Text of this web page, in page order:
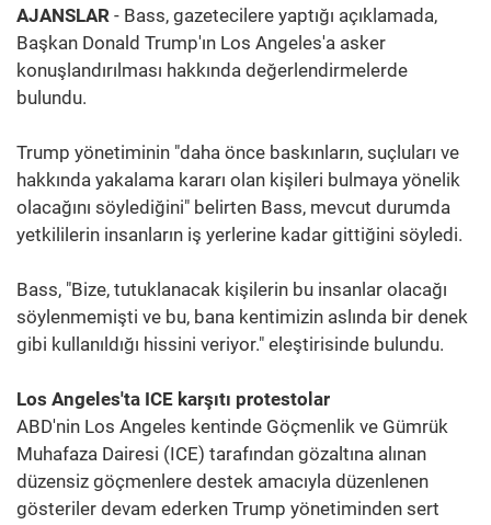
AJANSLAR - Bass, gazetecilere yaptığı açıklamada,
Başkan Donald Trump'ın Los Angeles'a asker
konuşlandırılması hakkında değerlendirmelerde
bulundu.
Trump yönetiminin "daha önce baskınların, suçluları ve
hakkında yakalama kararı olan kişileri bulmaya yönelik
olacağını söylediğini" belirten Bass, mevcut durumda
yetkililerin insanların iş yerlerine kadar gittiğini söyledi.
Bass, "Bize, tutuklanacak kişilerin bu insanlar olacağı
söylenmemişti ve bu, bana kentimizin aslında bir denek
gibi kullanıldığı hissini veriyor." eleştirisinde bulundu.
Los Angeles'ta ICE karşıtı protestolar
ABD'nin Los Angeles kentinde Göçmenlik ve Gümrük
Muhafaza Dairesi (ICE) tarafından gözaltına alınan
düzensiz göçmenlere destek amacıyla düzenlenen
gösteriler devam ederken Trump yönetiminden sert